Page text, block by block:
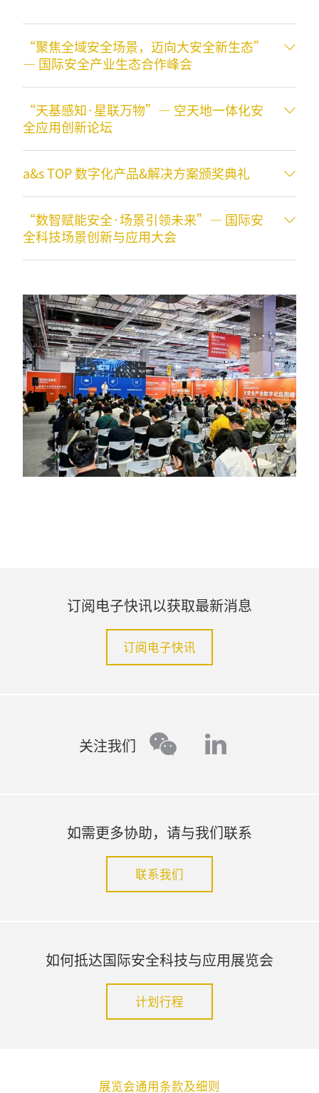
“聚焦全域安全场景，迈向大安全新生态”
— 国际安全产业生态合作峰会
“天基感知·星联万物”— 空天地一体化安
全应用创新论坛
a&s TOP 数字化产品&解决方案颁奖典礼
“数智赋能安全·场景引领未来”— 国际安
全科技场景创新与应用大会
订阅电子快讯以获取最新消息
订阅电子快讯
关注我们 wechatlinkedin
如需更多协助，请与我们联系
联系我们
如何抵达国际安全科技与应用展览会
计划行程
展览会通用条款及细则